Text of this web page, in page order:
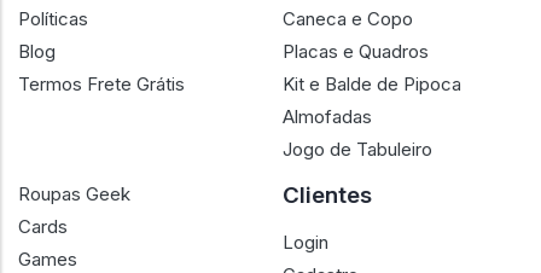
Políticas
Blog
Termos Frete Grátis
Caneca e Copo
Placas e Quadros
Kit e Balde de Pipoca
Almofadas
Jogo de Tabuleiro
Roupas Geek
Cards
Games
Clientes
Login